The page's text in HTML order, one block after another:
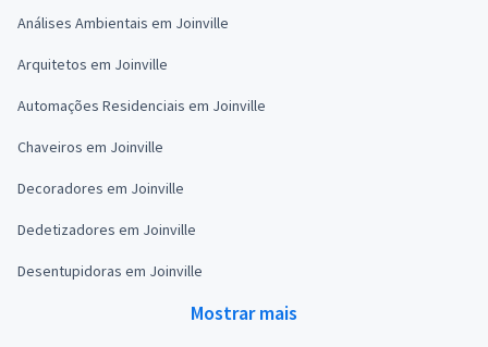
Análises Ambientais em Joinville
Arquitetos em Joinville
Automações Residenciais em Joinville
Chaveiros em Joinville
Decoradores em Joinville
Dedetizadores em Joinville
Desentupidoras em Joinville
Mostrar mais